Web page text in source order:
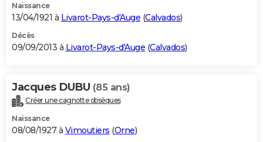
Naissance
13/04/1921 à Livarot-Pays-d'Auge (Calvados)
Décès
09/09/2013 à Livarot-Pays-d'Auge (Calvados)
Jacques DUBU (85 ans)
Créer une cagnotte obsèques
Naissance
08/08/1927 à Vimoutiers (Orne)